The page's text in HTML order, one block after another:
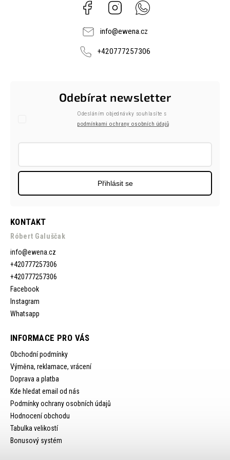
Facebook Instagram
info@ewena.cz
+420777257306
KONTAKT
Róbert Galuščak
info@ewena.cz
+420777257306
+420777257306
Facebook
Instagram
Whatsapp
INFORMACE PRO VÁS
Obchodní podmínky
Výměna, reklamace, vrácení
Doprava a platba
Kde hledat email od nás
Podmínky ochrany osobních údajů
Hodnocení obchodu
Tabulka velikostí
Bonusový systém
Odebírat newsletter
Odesláním objednávky souhlasíte s
podmínkami ochrany osobních údajů
Přihlásit se